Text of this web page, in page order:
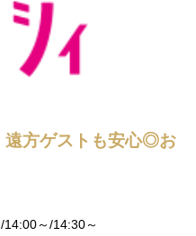
遠方ゲストも安心◎お
～/14:30～